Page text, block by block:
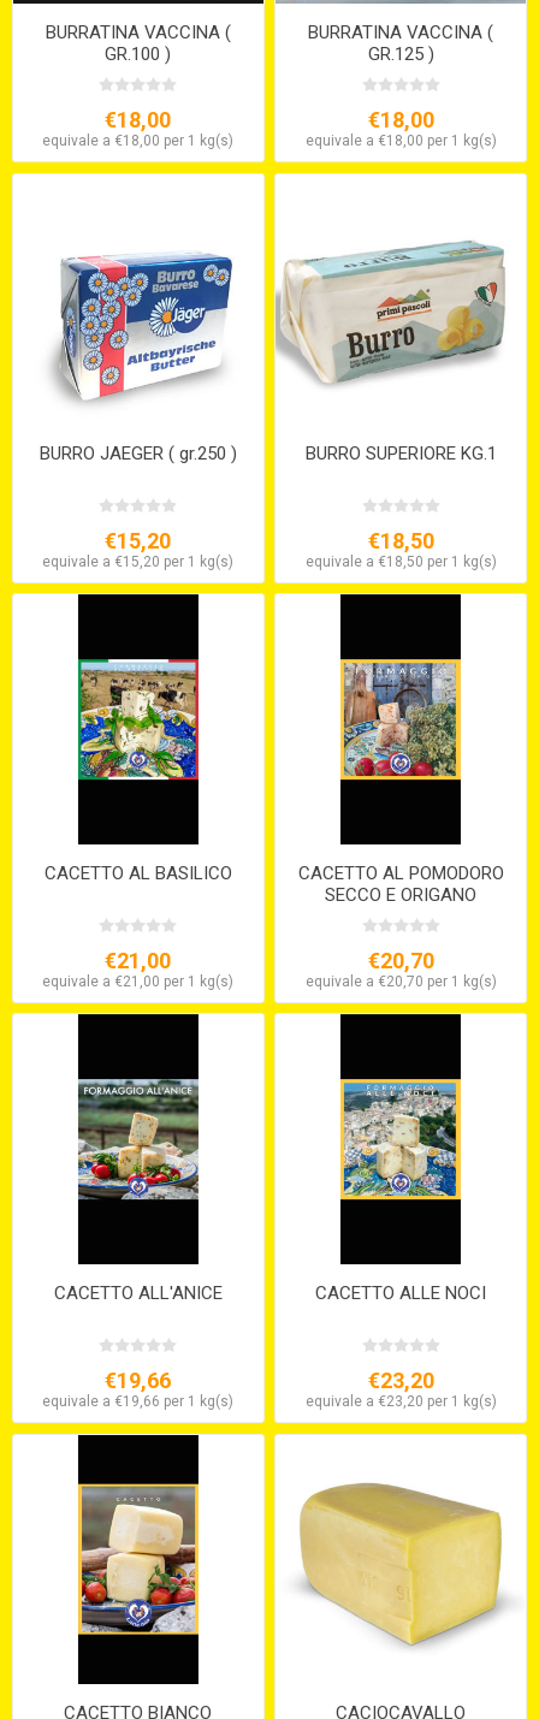
BURRATINA VACCINA (
GR.100 )
€18,00
equivale a €18,00 per 1 kg(s)
BURRATINA VACCINA (
GR.125 )
€18,00
equivale a €18,00 per 1 kg(s)
BURRO JAEGER ( gr.250 )
€15,20
equivale a €15,20 per 1 kg(s)
BURRO SUPERIORE KG.1
€18,50
equivale a €18,50 per 1 kg(s)
CACETTO AL BASILICO
€21,00
equivale a €21,00 per 1 kg(s)
CACETTO AL POMODORO
SECCO E ORIGANO
€20,70
equivale a €20,70 per 1 kg(s)
CACETTO ALL'ANICE
€19,66
equivale a €19,66 per 1 kg(s)
CACETTO ALLE NOCI
€23,20
equivale a €23,20 per 1 kg(s)
CACETTO BIANCO CACIOCAVALLO